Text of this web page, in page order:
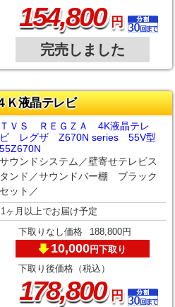
154,800円
完売しました
Ｋ液晶テレビ
ＴＶＳ ＲＥＧＺＡ 4K液晶テレ
ビ レグザ Z670N series 55V型
55Z670N
サウンドシステム／壁寄せテレビス
タンド／サウンドバー棚 ブラック
セット／
1ヶ月以上でお届け予定
下取りなし価格 188,800円
10,000円下取り
下取り後価格（税込）
178,800円